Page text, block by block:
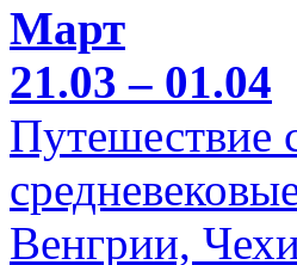
Март
21.03 – 01.04
Путешествие
Венгрии,